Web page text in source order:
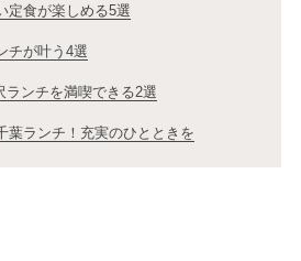
定食が楽しめる5選
チが叶う4選
ランチを満喫できる2選
葉ランチ！充実のひとときを